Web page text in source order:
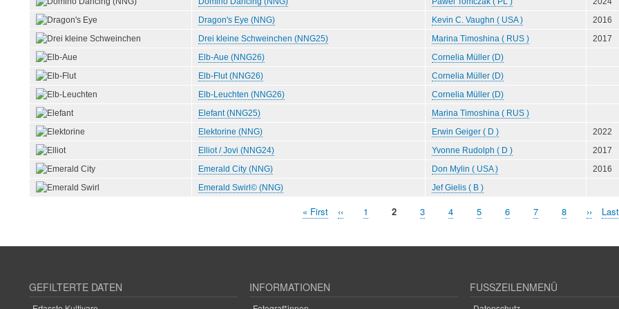
Dragon's Eye (NNG)
Kevin C. Vaughn ( USA ) 2016
Drei kleine Schweinchen (NNG25)
Marina Timoshina ( RUS ) 2017
Elb-Aue (NNG26)
Cornelia Müller (D)
Elb-Flut (NNG26)
Cornelia Müller (D)
Elb-Leuchten (NNG26)
Cornelia Müller (D)
Elefant (NNG25)
Marina Timoshina ( RUS )
Elektorine (NNG)
Erwin Geiger ( D ) 2022
Elliot / Jovi (NNG24)
Yvonne Rudolph ( D ) 2017
Emerald City (NNG)
Don Mylin ( USA ) 2016
Emerald Swirl© (NNG)
Jef Gielis ( B )
Erste
« First
Vorherige
‹‹ Seite
1
Aktuelle
2 Seite
3 Seite
4 Seite
5 Seite
6 Seite
7 Seite
8
Nächste
››
GEFILTERTE DATEN INFORMATIONEN FUSSZEILENMENÜ